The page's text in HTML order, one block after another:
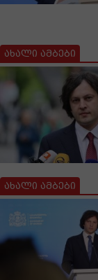
ახალი ამბები
ახალი ამბები